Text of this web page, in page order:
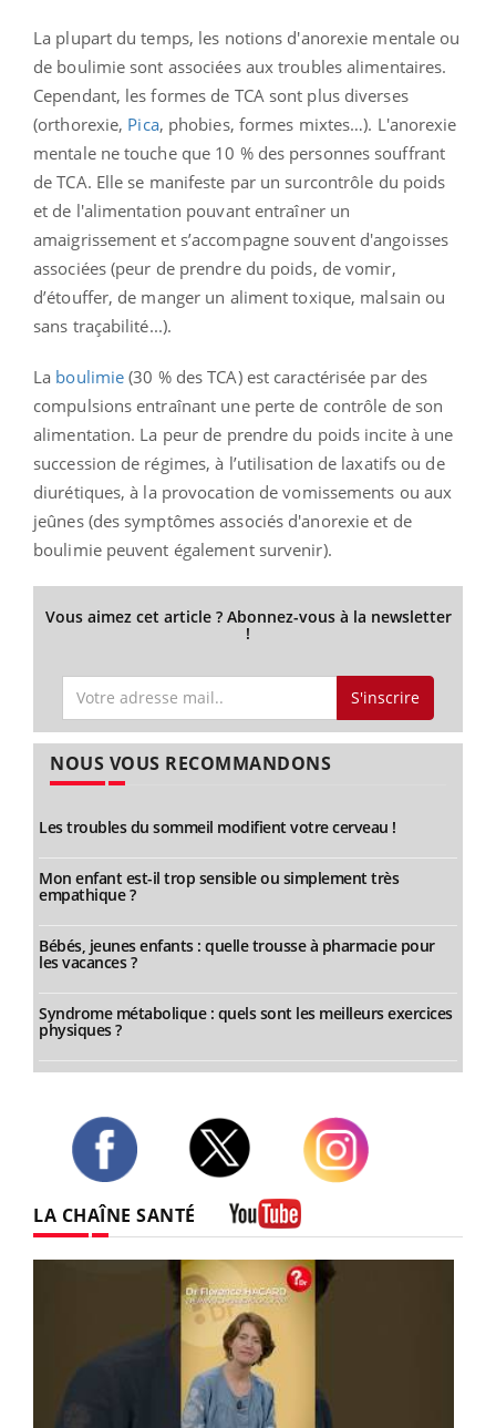
La plupart du temps, les notions d'anorexie mentale ou
de boulimie sont associées aux troubles alimentaires.
Cependant, les formes de TCA sont plus diverses
(orthorexie, Pica, phobies, formes mixtes…). L'anorexie
mentale ne touche que 10 % des personnes souffrant
de TCA. Elle se manifeste par un surcontrôle du poids
et de l'alimentation pouvant entraîner un
amaigrissement et s’accompagne souvent d'angoisses
associées (peur de prendre du poids, de vomir,
d’étouffer, de manger un aliment toxique, malsain ou
sans traçabilité...).
La boulimie (30 % des TCA) est caractérisée par des
compulsions entraînant une perte de contrôle de son
alimentation. La peur de prendre du poids incite à une
succession de régimes, à l’utilisation de laxatifs ou de
diurétiques, à la provocation de vomissements ou aux
jeûnes (des symptômes associés d'anorexie et de
boulimie peuvent également survenir).
Vous aimez cet article ? Abonnez-vous à la newsletter
!
S'inscrire
NOUS VOUS RECOMMANDONS
Les troubles du sommeil modifient votre cerveau !
Mon enfant est-il trop sensible ou simplement très
empathique ?
Bébés, jeunes enfants : quelle trousse à pharmacie pour
les vacances ?
Syndrome métabolique : quels sont les meilleurs exercices
physiques ?
LA CHAÎNE SANTÉ